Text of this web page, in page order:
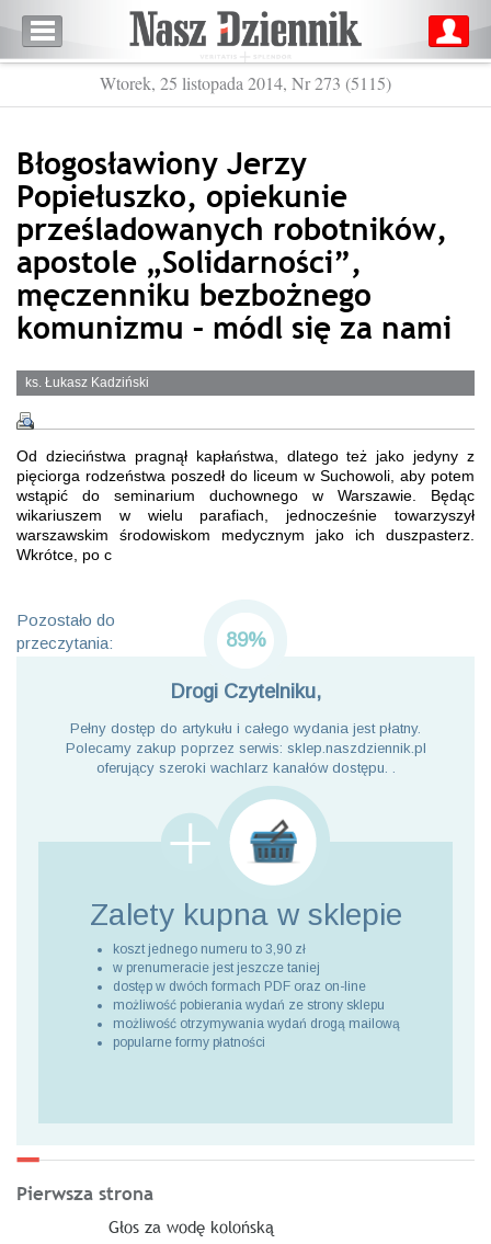
Wtorek, 25 listopada 2014, Nr 273 (5115)
Błogosławiony Jerzy
Popiełuszko, opiekunie
prześladowanych robotników,
apostole „Solidarności”,
męczenniku bezbożnego
komunizmu – módl się za nami
ks. Łukasz Kadziński
Od dzieciństwa pragnął kapłaństwa, dlatego też jako jedyny z
pięciorga rodzeństwa poszedł do liceum w Suchowoli, aby potem
wstąpić do seminarium duchownego w Warszawie. Będąc
wikariuszem w wielu parafiach, jednocześnie towarzyszył
warszawskim środowiskom medycznym jako ich duszpasterz.
Wkrótce, po c
Pozostało do
przeczytania:
89%
Drogi Czytelniku,
Pełny dostęp do artykułu i całego wydania jest płatny.
Polecamy zakup poprzez serwis: sklep.naszdziennik.pl
oferujący szeroki wachlarz kanałów dostępu. .
Zalety kupna w sklepie
koszt jednego numeru to 3,90 zł
w prenumeracie jest jeszcze taniej
dostęp w dwóch formach PDF oraz on-line
możliwość pobierania wydań ze strony sklepu
możliwość otrzymywania wydań drogą mailową
popularne formy płatności
Pierwsza strona
Głos za wodę kolońską